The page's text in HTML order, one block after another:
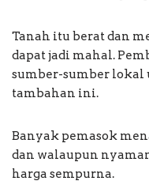
Tanah itu berat dan
dapat jadi mahal.
sumber-sumber
tambahan ini.
Banyak pemasok
dan walaupun
harga sempurna.